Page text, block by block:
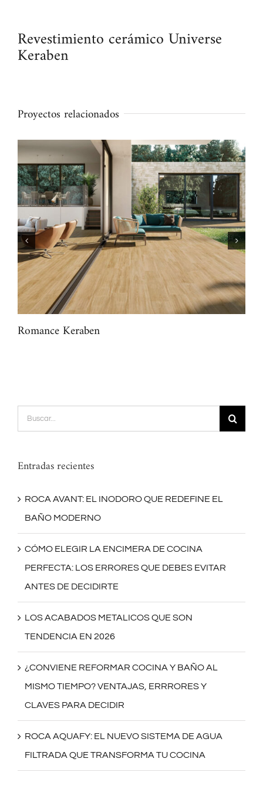
Revestimiento cerámico Universe
Keraben
Proyectos relacionados
Romance Keraben
Buscar:
Entradas recientes
ROCA AVANT: EL INODORO QUE REDEFINE EL
BAÑO MODERNO
CÓMO ELEGIR LA ENCIMERA DE COCINA
PERFECTA: LOS ERRORES QUE DEBES EVITAR
ANTES DE DECIDIRTE
LOS ACABADOS METALICOS QUE SON
TENDENCIA EN 2026
¿CONVIENE REFORMAR COCINA Y BAÑO AL
MISMO TIEMPO? VENTAJAS, ERRRORES Y
CLAVES PARA DECIDIR
ROCA AQUAFY: EL NUEVO SISTEMA DE AGUA
FILTRADA QUE TRANSFORMA TU COCINA